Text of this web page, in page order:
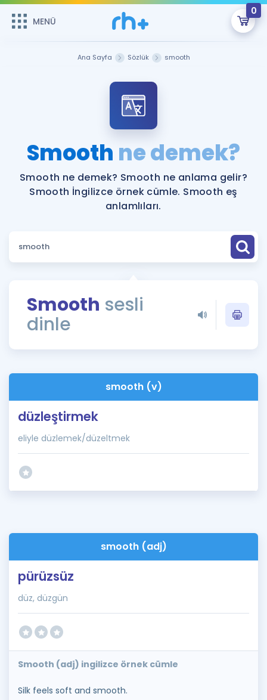
MENÜ
0
ÜYE DEĞİLİM
Sepetin Şu An Boş.
Remzi Hoca ile seni sınava hazırlayacak onlarca eğitim seni
bekliyor!
MENÜ
Faydalı Araçlar
Sözlük
Rehberlik Aracı
ÖSYM Sınav Takvimi
İngilizce Gramer
Hakkımızda
Ana Sayfa Sözlük smooth
Smooth ne demek?
Smooth ne demek? Smooth ne anlama gelir?
Smooth İngilizce örnek cümle. Smooth eş
anlamlıları.
Smooth sesli
dinle
smooth (v)
düzleştirmek
eliyle düzlemek/düzeltmek
smooth (adj)
pürüzsüz
düz, düzgün
Smooth (adj) ingilizce örnek cümle
Silk feels soft and smooth.